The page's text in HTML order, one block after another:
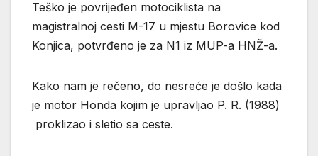
Teško je povrijeđen motociklista na
magistralnoj cesti M-17 u mjestu Borovice kod
Konjica, potvrđeno je za N1 iz MUP-a HNŽ-a.
Kako nam je rečeno, do nesreće je došlo kada
je motor Honda kojim je upravljao P. R. (1988)
proklizao i sletio sa ceste.